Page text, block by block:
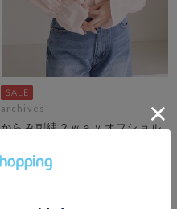
archives
からみ刺繍２ｗａｙオフショル
期間限定タイムセールSALE価格から更に
10%OFF! 8/10 10:00まで